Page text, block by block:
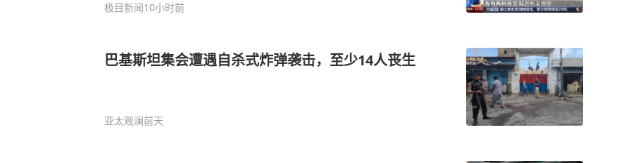
极目新闻10小时前
巴基斯坦集会遭遇自杀式炸弹袭击，至少14人丧生
亚太观澜前天